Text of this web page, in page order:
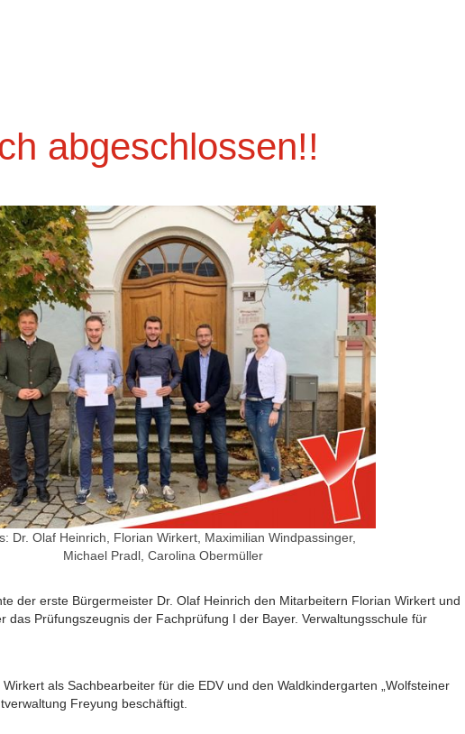
abgeschlossen!!
Dr. Olaf Heinrich, Florian Wirkert, Maximilian Windpassinger,
Michael Pradl, Carolina Obermüller
der erste Bürgermeister Dr. Olaf Heinrich den Mitarbeitern Florian Wirkert und
das Prüfungszeugnis der Fachprüfung I der Bayer. Verwaltungsschule für
als Sachbearbeiter für die EDV und den Waldkindergarten „Wolfsteiner
Freyung beschäftigt.